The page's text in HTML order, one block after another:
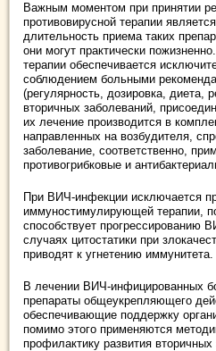
Важным моментом при принятии
противовирусной терапии
длительность приема таких
они могут практически
терапии обеспечивается
соблюдением больными
(регулярность, дозировка, диета,
вторичных заболеваний,
их лечение производится в
направленных на возбудителя,
заболевание, соответственно,
противогрибковые и
При ВИЧ-инфекции исключается
иммуностимулирующей терапии,
способствует прогрессированию
случаях цитостатики при
приводят к угнетению иммунитета.
В лечении ВИЧ-инфицированных
препараты общеукрепляющего
обеспечивающие поддержку
помимо этого применяются
профилактику развития вторичных